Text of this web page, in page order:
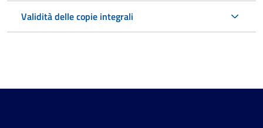
Validità delle copie integrali